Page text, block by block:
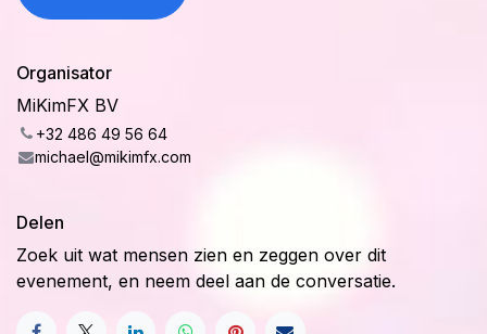
Organisator
MiKimFX BV
+32 486 49 56 64
michael@mikimfx.com
Delen
Zoek uit wat mensen zien en zeggen over dit
evenement, en neem deel aan de conversatie.